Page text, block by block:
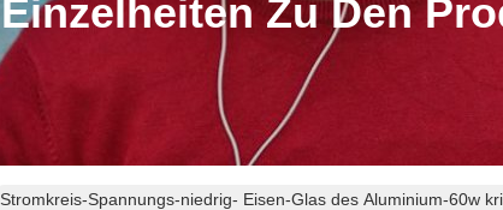
Einzelheiten Zu Den
Stromkreis-Spannungs-niedrig- Eisen-Glas des Aluminium-60w